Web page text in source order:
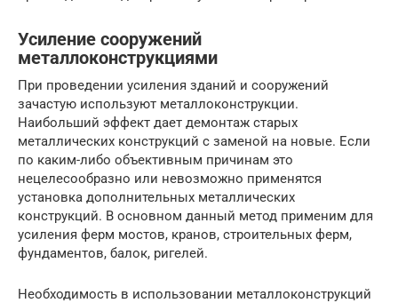
Усиление сооружений
металлоконструкциями
При проведении усиления зданий и сооружений
зачастую используют металлоконструкции.
Наибольший эффект дает демонтаж старых
металлических конструкций с заменой на новые. Если
по каким-либо объективным причинам это
нецелесообразно или невозможно применятся
установка дополнительных металлических
конструкций. В основном данный метод применим для
усиления ферм мостов, кранов, строительных ферм,
фундаментов, балок, ригелей.
Необходимость в использовании металлоконструкций